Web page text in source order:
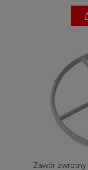
Zawór zwrotny